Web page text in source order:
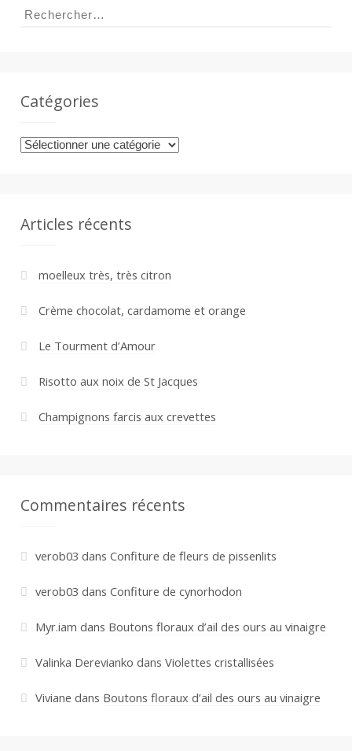
Rechercher :
Catégories
Catégories
Articles récents
moelleux très, très citron
Crème chocolat, cardamome et orange
Le Tourment d’Amour
Risotto aux noix de St Jacques
Champignons farcis aux crevettes
Commentaires récents
verob03 dans Confiture de fleurs de pissenlits
verob03 dans Confiture de cynorhodon
Myr.iam dans Boutons floraux d’ail des ours au vinaigre
Valinka Derevianko dans Violettes cristallisées
Viviane dans Boutons floraux d’ail des ours au vinaigre